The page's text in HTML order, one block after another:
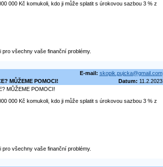
000 Kč komukoli, kdo ji může splatit s úrokovou sazbou 3 % z
všechny vaše finanční problémy.
E-mail: skopik.pujcka@gmail.com
MŮŽEME POMOCI!
Datum: 11.2.2023
MŮŽEME POMOCI!
000 Kč komukoli, kdo ji může splatit s úrokovou sazbou 3 % z
všechny vaše finanční problémy.